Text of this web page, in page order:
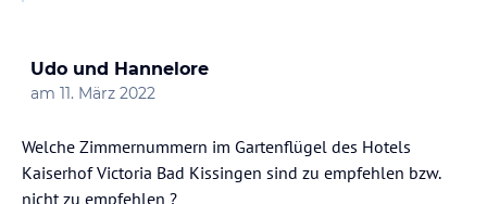
Udo und Hannelore
am 11. März 2022
Welche Zimmernummern im Gartenflügel des Hotels
Kaiserhof Victoria Bad Kissingen sind zu empfehlen bzw.
nicht zu empfehlen ?